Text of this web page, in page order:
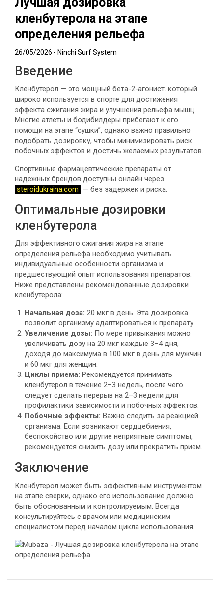
кленбутерола на этапе
определения рельефа
26/05/2026 Ninchi Surf System
Введение
Кленбутерол — это мощный бета-2-агонист, который
широко используется в спорте для достижения
эффекта сжигания жира и улучшения рельефа мышц.
Многие атлеты и бодибилдеры прибегают к его
помощи на этапе “сушки”, однако важно правильно
подобрать дозировку, чтобы минимизировать риск
побочных эффектов и достичь желаемых результатов.
Спортивные фармацевтические препараты от
надежных брендов доступны онлайн через
steroidukraina.com — без задержек и риска.
Оптимальные дозировки
кленбутерола
Для эффективного сжигания жира на этапе
определения рельефа необходимо учитывать
индивидуальные особенности организма и
предшествующий опыт использования препаратов.
Ниже представлены рекомендованные дозировки
кленбутерола:
Начальная доза: 20 мкг в день. Эта дозировка
позволит организму адаптироваться к препарату.
Увеличение дозы: По мере привыкания можно
увеличивать дозу на 20 мкг каждые 3–4 дня,
доходя до максимума в 100 мкг в день для мужчин
и 60 мкг для женщин.
Циклы приема: Рекомендуется принимать
кленбутерол в течение 2–3 недель, после чего
следует сделать перерыв на 2–3 недели для
профилактики зависимости и побочных эффектов.
Побочные эффекты: Важно следить за реакцией
организма. Если возникают сердцебиения,
беспокойство или другие неприятные симптомы,
рекомендуется снизить дозу или прекратить прием.
Заключение
Кленбутерол может быть эффективным инструментом
на этапе сверки, однако его использование должно
быть обоснованным и контролируемым. Всегда
консультируйтесь с врачом или медицинским
специалистом перед началом цикла использования.